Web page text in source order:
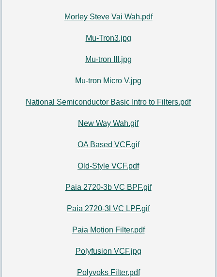
Morley Steve Vai Wah.pdf
Mu-Tron3.jpg
Mu-tron III.jpg
Mu-tron Micro V.jpg
National Semiconductor Basic Intro to Filters.pdf
New Way Wah.gif
OA Based VCF.gif
Old-Style VCF.pdf
Paia 2720-3b VC BPF.gif
Paia 2720-3l VC LPF.gif
Paia Motion Filter.pdf
Polyfusion VCF.jpg
Polyvoks Filter.pdf